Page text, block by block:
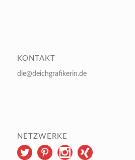
KONTAKT
die@deichgrafikerin.de
NETZWERKE